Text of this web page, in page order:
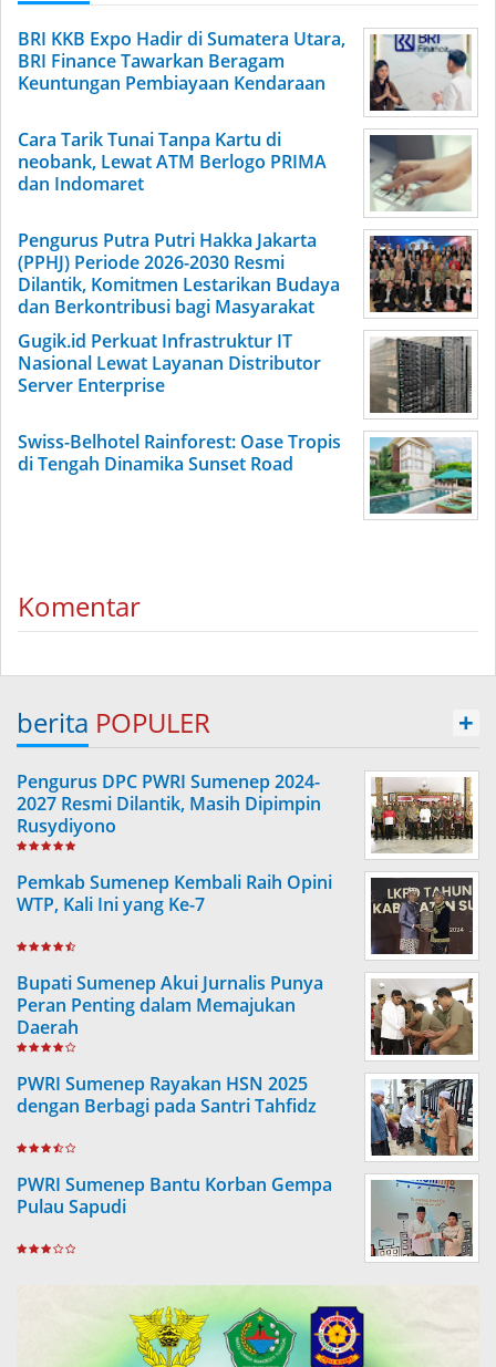
BRI KKB Expo Hadir di Sumatera Utara,
BRI Finance Tawarkan Beragam
Keuntungan Pembiayaan Kendaraan
Cara Tarik Tunai Tanpa Kartu di
neobank, Lewat ATM Berlogo PRIMA
dan Indomaret
Pengurus Putra Putri Hakka Jakarta
(PPHJ) Periode 2026-2030 Resmi
Dilantik, Komitmen Lestarikan Budaya
dan Berkontribusi bagi Masyarakat
Gugik.id Perkuat Infrastruktur IT
Nasional Lewat Layanan Distributor
Server Enterprise
Swiss-Belhotel Rainforest: Oase Tropis
di Tengah Dinamika Sunset Road
Komentar
berita POPULER +
Pengurus DPC PWRI Sumenep 2024-
2027 Resmi Dilantik, Masih Dipimpin
Rusydiyono
Pemkab Sumenep Kembali Raih Opini
WTP, Kali Ini yang Ke-7
Bupati Sumenep Akui Jurnalis Punya
Peran Penting dalam Memajukan
Daerah
PWRI Sumenep Rayakan HSN 2025
dengan Berbagi pada Santri Tahfidz
PWRI Sumenep Bantu Korban Gempa
Pulau Sapudi